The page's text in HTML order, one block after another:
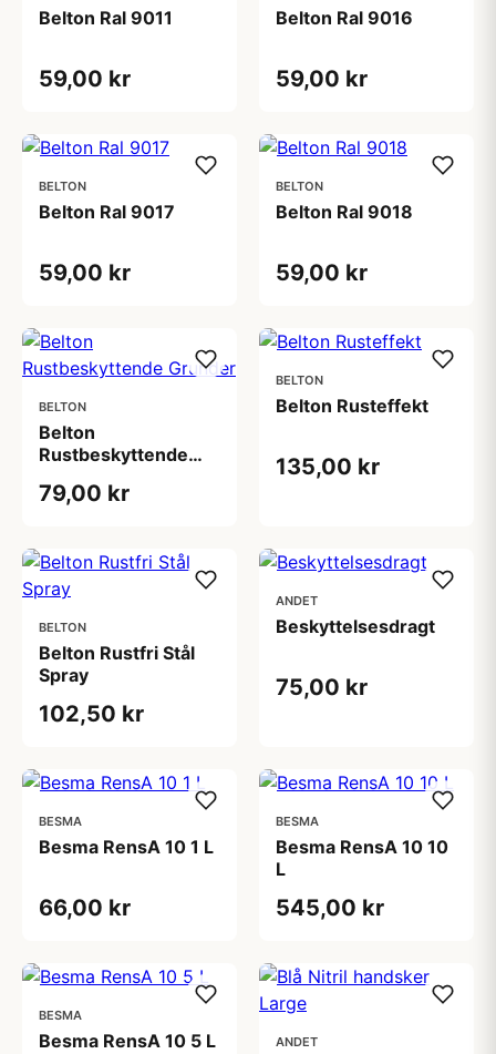
Belton Ral 9011
59,00 kr
Belton Ral 9016
59,00 kr
BELTON
Belton Ral 9017
59,00 kr
BELTON
Belton Ral 9018
59,00 kr
BELTON
Belton
Rustbeskyttende
79,00 kr
BELTON
Belton Rusteffekt
135,00 kr
BELTON
Belton Rustfri Stål
Spray
102,50 kr
ANDET
Beskyttelsesdragt
75,00 kr
BESMA
Besma RensA 10 1 L
66,00 kr
BESMA
Besma RensA 10 10
L
545,00 kr
BESMA
Besma RensA 10 5 L ANDET